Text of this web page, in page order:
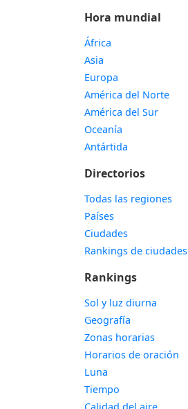
Hora mundial
África
Asia
Europa
América del Norte
América del Sur
Oceanía
Antártida
Directorios
Todas las regiones
Países
Ciudades
Rankings de ciudades
Rankings
Sol y luz diurna
Geografía
Zonas horarias
Horarios de oración
Luna
Tiempo